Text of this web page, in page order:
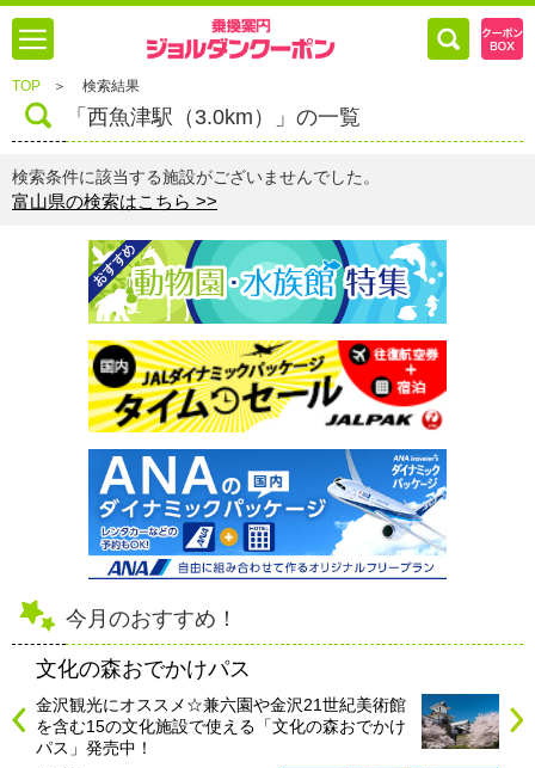
TOP ＞ 検索結果
「西魚津駅（3.0km）」の一覧
検索条件に該当する施設がございませんでした。
富山県の検索はこちら >>
今月のおすすめ！
文化の森おでかけパス
金沢観光にオススメ☆兼六園や金沢21世紀美術館
を含む15の文化施設で使える「文化の森おでかけ
パス」発売中！